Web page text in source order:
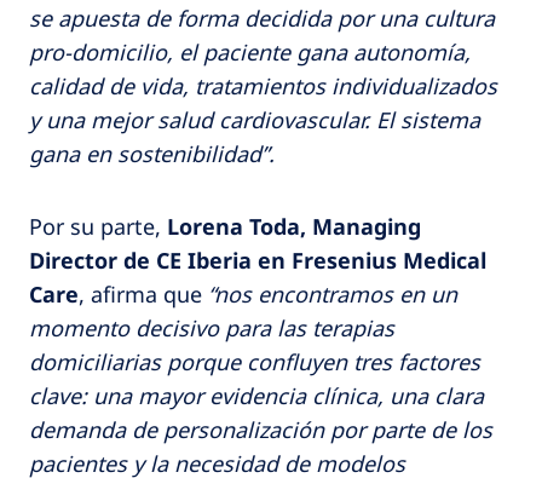
se apuesta de forma decidida por una cultura
pro-domicilio, el paciente gana autonomía,
calidad de vida, tratamientos individualizados
y una mejor salud cardiovascular. El sistema
gana en sostenibilidad”.
Por su parte, Lorena Toda, Managing
Director de CE Iberia en Fresenius Medical
Care, afirma que “nos encontramos en un
momento decisivo para las terapias
domiciliarias porque confluyen tres factores
clave: una mayor evidencia clínica, una clara
demanda de personalización por parte de los
pacientes y la necesidad de modelos